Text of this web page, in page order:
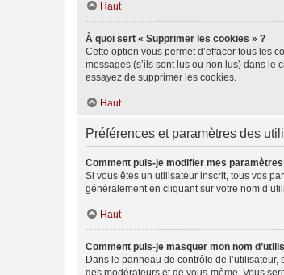
Haut
À quoi sert « Supprimer les cookies » ?
Cette option vous permet d’effacer tous les
messages (s’ils sont lus ou non lus) dans
essayez de supprimer les cookies.
Haut
Préférences et paramètres des
Comment puis-je modifier mes
Si vous êtes un utilisateur inscrit, tous vos
généralement en cliquant sur votre nom
Haut
Comment puis-je masquer mon nom
Dans le panneau de contrôle de
des modérateurs et de vous-même. Vous